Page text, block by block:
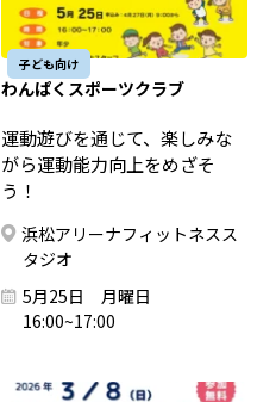
子ども向け
わんぱくスポーツクラブ
運動遊びを通じて、楽しみな
がら運動能力向上をめざそ
う！
浜松アリーナフィットネスス
タジオ
5月25日 月曜日
16:00~17:00